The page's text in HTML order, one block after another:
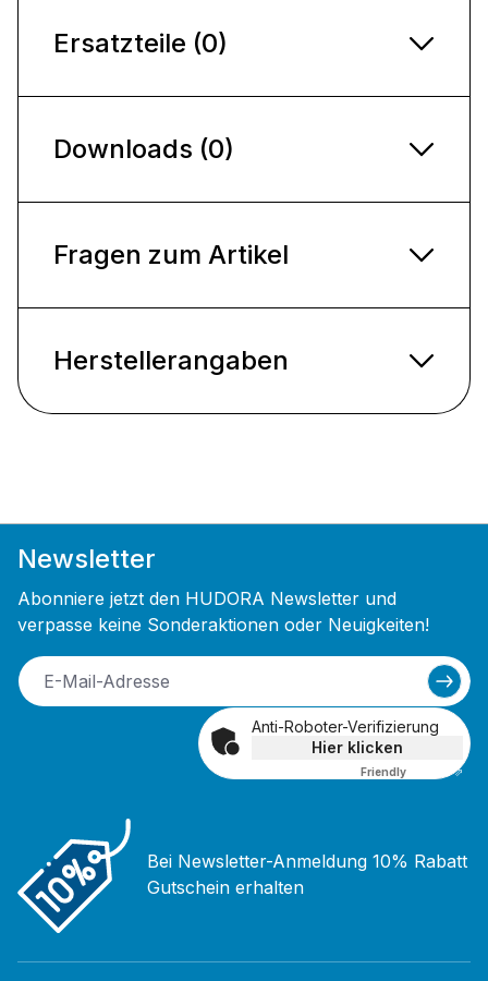
Ersatzteile (0)
Downloads (0)
Fragen zum Artikel
Herstellerangaben
Newsletter
Abonniere jetzt den HUDORA Newsletter und
verpasse keine Sonderaktionen oder Neuigkeiten!
Anti-Roboter-Verifizierung
Hier klicken
Friendly Captcha ⇗
Bei Newsletter-Anmeldung 10% Rabatt
Gutschein erhalten